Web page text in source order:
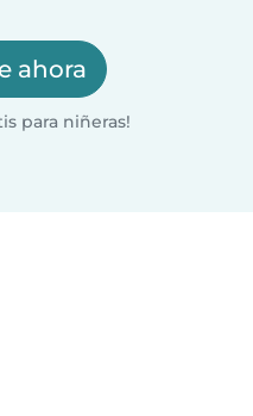
ahora
para niñeras!